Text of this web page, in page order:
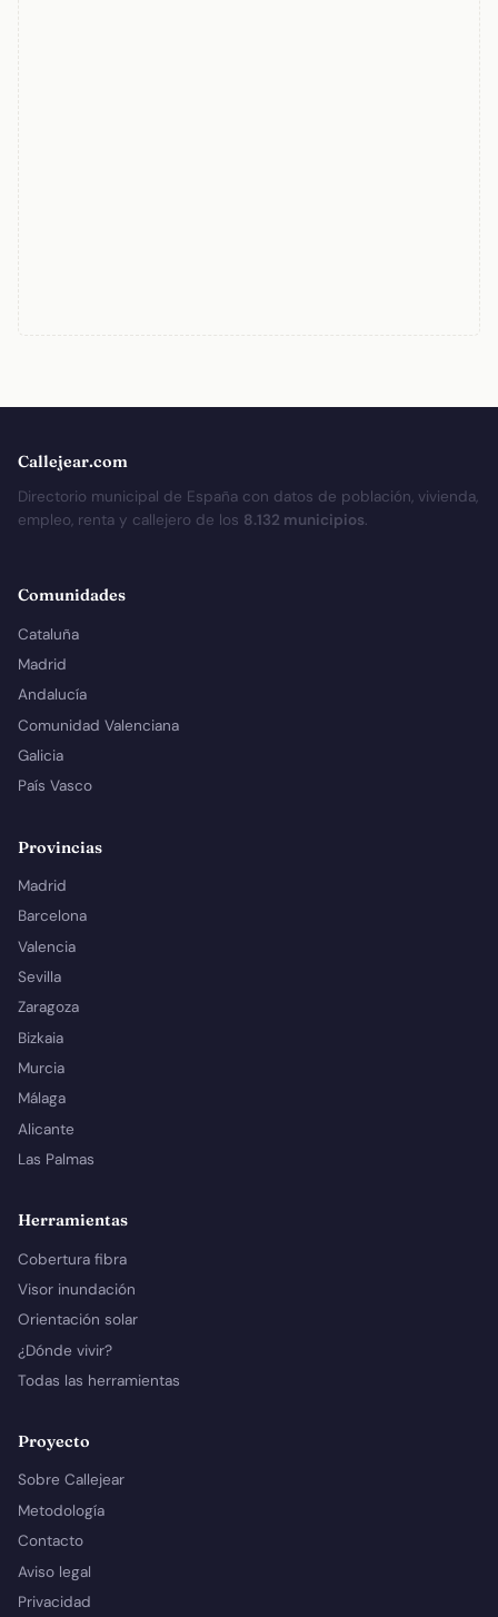
Callejear.com
Directorio municipal de España con datos de población, vivienda,
empleo, renta y callejero de los 8.132 municipios.
Comunidades
Cataluña
Madrid
Andalucía
Comunidad Valenciana
Galicia
País Vasco
Provincias
Madrid
Barcelona
Valencia
Sevilla
Zaragoza
Bizkaia
Murcia
Málaga
Alicante
Las Palmas
Herramientas
Cobertura fibra
Visor inundación
Orientación solar
¿Dónde vivir?
Todas las herramientas
Proyecto
Sobre Callejear
Metodología
Contacto
Aviso legal
Privacidad